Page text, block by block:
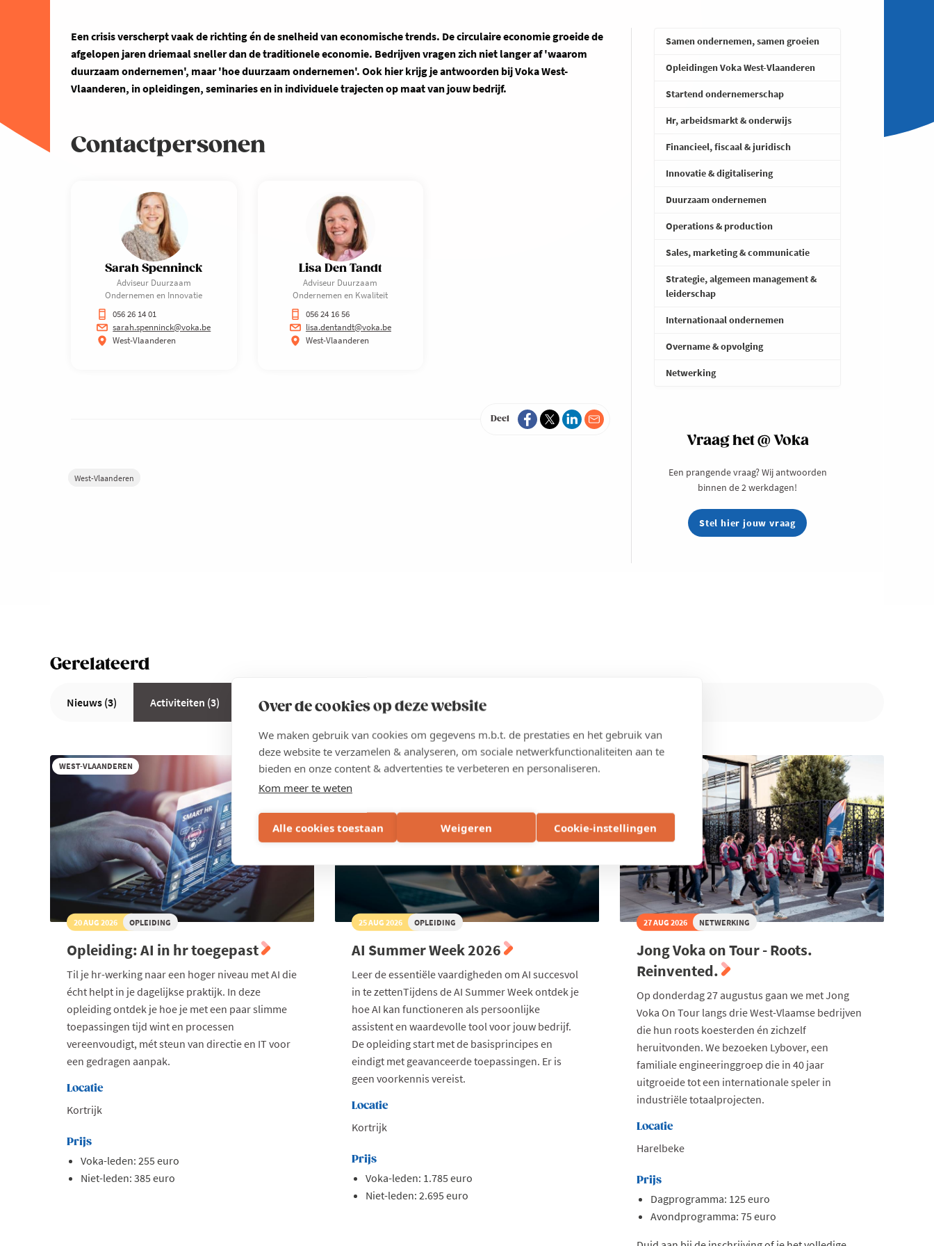
Over de cookies op deze website
We maken gebruik van cookies om gegevens m.b.t. de prestaties en het gebruik van
deze website te verzamelen & analyseren, om sociale netwerkfunctionaliteiten aan te
bieden en onze content & advertenties te verbeteren en personaliseren.
Kom meer te weten
Alle cookies toestaan Weigeren Cookie-instellingen
Een crisis verscherpt vaak de richting én de snelheid van economische trends. De circulaire economie groeide de
afgelopen jaren driemaal sneller dan de traditionele economie. Bedrijven vragen zich niet langer af 'waarom
duurzaam ondernemen', maar 'hoe duurzaam ondernemen'. Ook hier krijg je antwoorden bij Voka West-
Vlaanderen, in opleidingen, seminaries en in individuele trajecten op maat van jouw bedrijf.
Contactpersonen
Sarah Spenninck
Adviseur Duurzaam
Ondernemen en Innovatie
056 26 14 01
sarah.spenninck@voka.be
West-Vlaanderen
Lisa Den Tandt
Adviseur Duurzaam
Ondernemen en Kwaliteit
056 24 16 56
lisa.dentandt@voka.be
West-Vlaanderen
Deel
West-Vlaanderen
Samen ondernemen, samen groeien
Opleidingen Voka West-Vlaanderen
Startend ondernemerschap
Hr, arbeidsmarkt & onderwijs
Financieel, fiscaal & juridisch
Innovatie & digitalisering
Duurzaam ondernemen
Operations & production
Sales, marketing & communicatie
Strategie, algemeen management &
leiderschap
Internationaal ondernemen
Overname & opvolging
Netwerking
Vraag het @ Voka
Een prangende vraag? Wij antwoorden
binnen de 2 werkdagen!
Stel hier jouw vraag
Gerelateerd
Nieuws (3) Activiteiten (3)
WEST-VLAANDEREN
20 AUG 2026 OPLEIDING
Opleiding: AI in hr toegepast
Til je hr-werking naar een hoger niveau met AI die
écht helpt in je dagelijkse praktijk. In deze
opleiding ontdek je hoe je met een paar slimme
toepassingen tijd wint en processen
vereenvoudigt, mét steun van directie en IT voor
een gedragen aanpak.
Locatie
Kortrijk
Prijs
Voka-leden: 255 euro
Niet-leden: 385 euro
WEST-VLAANDEREN
VOLZET
25 AUG 2026 OPLEIDING
AI Summer Week 2026
Leer de essentiële vaardigheden om AI succesvol
in te zettenTijdens de AI Summer Week ontdek je
hoe AI kan functioneren als persoonlijke
assistent en waardevolle tool voor jouw bedrijf.
De opleiding start met de basisprincipes en
eindigt met geavanceerde toepassingen. Er is
geen voorkennis vereist.
Locatie
Kortrijk
Prijs
Voka-leden: 1.785 euro
Niet-leden: 2.695 euro
27 AUG 2026 NETWERKING
Jong Voka on Tour - Roots.
Reinvented.
Op donderdag 27 augustus gaan we met Jong
Voka On Tour langs drie West-Vlaamse bedrijven
die hun roots koesterden én zichzelf
heruitvonden. We bezoeken Lybover, een
familiale engineeringgroep die in 40 jaar
uitgroeide tot een internationale speler in
industriële totaalprojecten.
Locatie
Harelbeke
Prijs
Dagprogramma: 125 euro
Avondprogramma: 75 euro